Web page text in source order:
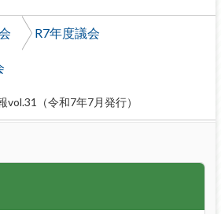
R7年度議会
vol.31（令和7年7月発行）